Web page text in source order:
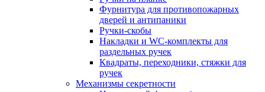
Фурнитура для противопожарных
дверей и антипаники
Ручки-скобы
Накладки и WC-комплекты для
раздельных ручек
Квадраты, переходники, стяжки для
ручек
Механизмы секретности